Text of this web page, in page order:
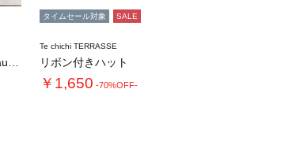
タイムセール対象 SALE
Te chichi TERRASSE
リボン付きハット
￥1,650 -70%OFF-